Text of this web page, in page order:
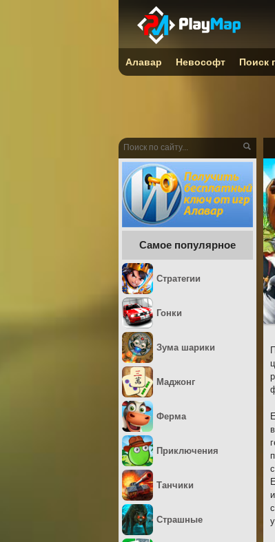
Самое популярное
Стратегии
Гонки
Зума шарики
Маджонг
Ферма
Приключения
Танчики
Страшные
Алавар Невософт Поиск